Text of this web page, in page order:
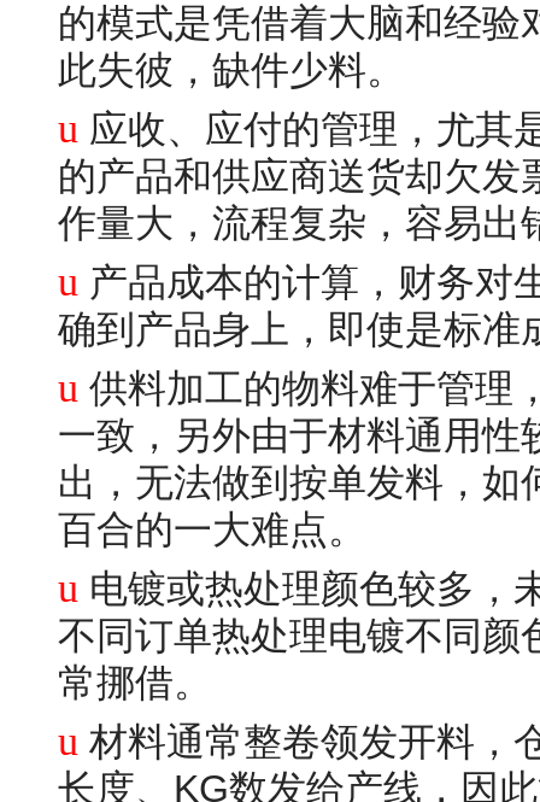
的模式是凭借着大脑和经验
此失彼，缺件少料。
u 应收、应付的管理
的产品和供应商送货却欠发
作量大，流程复杂，容易出
u 产品成本的计算，财务对
确到产品身上，即使是标准
u 供料加工的物料难于管理
一致，另外由于材料通用性
出，无法做到按单发料，如
百合的一大难点。
u 电镀或热处理颜色较多，
不同订单热处理电镀不同颜
常挪借。
u 材料通常整卷领发开料，
长度、KG数发给产线，因此通